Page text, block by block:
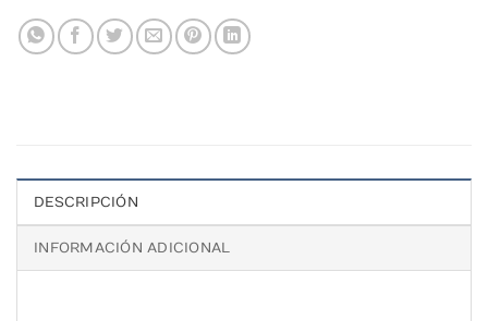
DESCRIPCIÓN
INFORMACIÓN ADICIONAL